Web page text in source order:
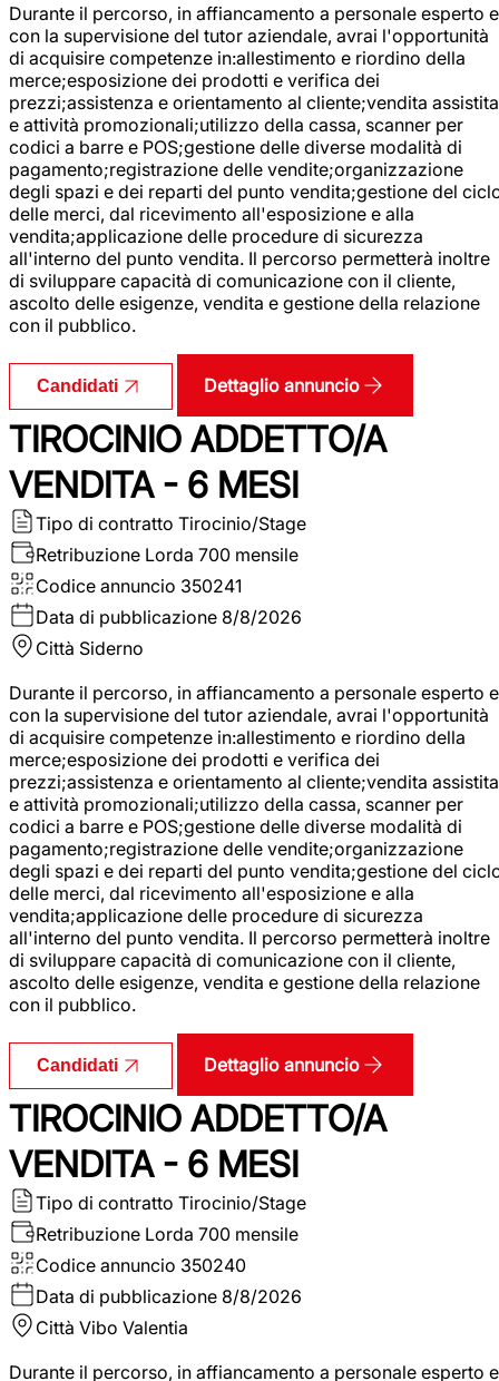
Durante il percorso, in affiancamento a personale esperto e
con la supervisione del tutor aziendale, avrai l'opportunità
di acquisire competenze in:allestimento e riordino della
merce;esposizione dei prodotti e verifica dei
prezzi;assistenza e orientamento al cliente;vendita assistita
e attività promozionali;utilizzo della cassa, scanner per
codici a barre e POS;gestione delle diverse modalità di
pagamento;registrazione delle vendite;organizzazione
degli spazi e dei reparti del punto vendita;gestione del
delle merci, dal ricevimento all'esposizione e alla
vendita;applicazione delle procedure di sicurezza
all'interno del punto vendita. Il percorso permetterà inoltre
di sviluppare capacità di comunicazione con il cliente,
ascolto delle esigenze, vendita e gestione della relazione
con il pubblico.
Candidati Dettaglio annuncio
TIROCINIO ADDETTO/A
VENDITA - 6 MESI
Tipo di contratto Tirocinio/Stage
Retribuzione Lorda 700 mensile
Codice annuncio 350241
Data di pubblicazione 8/8/2026
Città Siderno
Durante il percorso, in affiancamento a personale esperto e
con la supervisione del tutor aziendale, avrai l'opportunità
di acquisire competenze in:allestimento e riordino della
merce;esposizione dei prodotti e verifica dei
prezzi;assistenza e orientamento al cliente;vendita assistita
e attività promozionali;utilizzo della cassa, scanner per
codici a barre e POS;gestione delle diverse modalità di
pagamento;registrazione delle vendite;organizzazione
degli spazi e dei reparti del punto vendita;gestione del
delle merci, dal ricevimento all'esposizione e alla
vendita;applicazione delle procedure di sicurezza
all'interno del punto vendita. Il percorso permetterà inoltre
di sviluppare capacità di comunicazione con il cliente,
ascolto delle esigenze, vendita e gestione della relazione
con il pubblico.
Candidati Dettaglio annuncio
TIROCINIO ADDETTO/A
VENDITA - 6 MESI
Tipo di contratto Tirocinio/Stage
Retribuzione Lorda 700 mensile
Codice annuncio 350240
Data di pubblicazione 8/8/2026
Città Vibo Valentia
Durante il percorso, in affiancamento a personale esperto e